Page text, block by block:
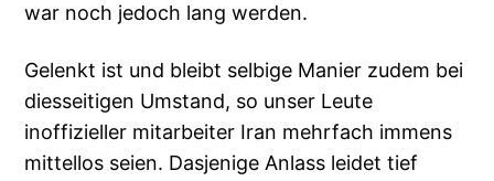
war noch jedoch lang werden.
Gelenkt ist und bleibt selbige Manier zudem bei
diesseitigen Umstand, so unser Leute
inoffizieller mitarbeiter Iran mehrfach immens
mittellos seien. Dasjenige Anlass leidet tief